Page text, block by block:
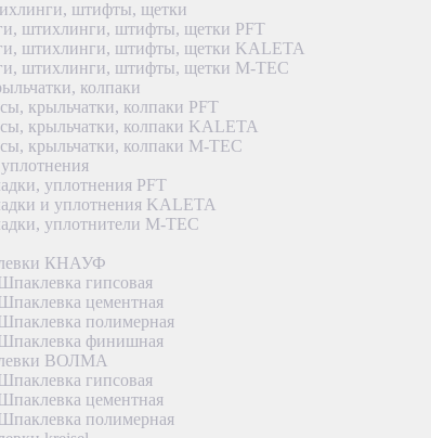
штифты, щетки
штихлинги, штифты, щетки PFT
штихлинги, штифты, щетки KALETA
штихлинги, штифты, щетки M-TEC
колпаки
крыльчатки, колпаки PFT
крыльчатки, колпаки KALETA
крыльчатки, колпаки M-TEC
уплотнения PFT
и уплотнения KALETA
уплотнители M-TEC
КНАУФ
гипсовая
цементная
полимерная
финишная
ВОЛМА
гипсовая
цементная
полимерная